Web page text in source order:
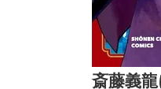
斎藤義